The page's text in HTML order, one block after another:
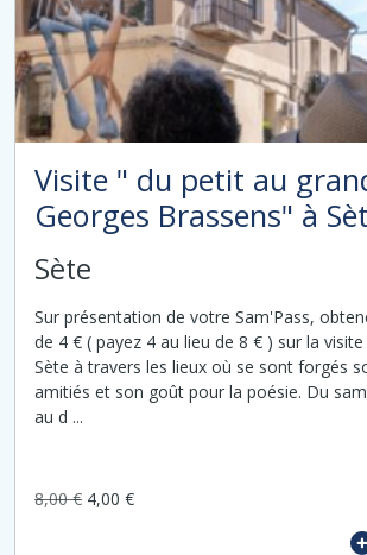
Visite " du petit au
Georges Brassens" à
Sète
Sur présentation de votre Sam'Pass,
de 4 € ( payez 4 au lieu de 8 € ) sur la
Sète à travers les lieux où se sont forgés
amitiés et son goût pour la poésie. Du
au d ...
8,00 € 4,00 €